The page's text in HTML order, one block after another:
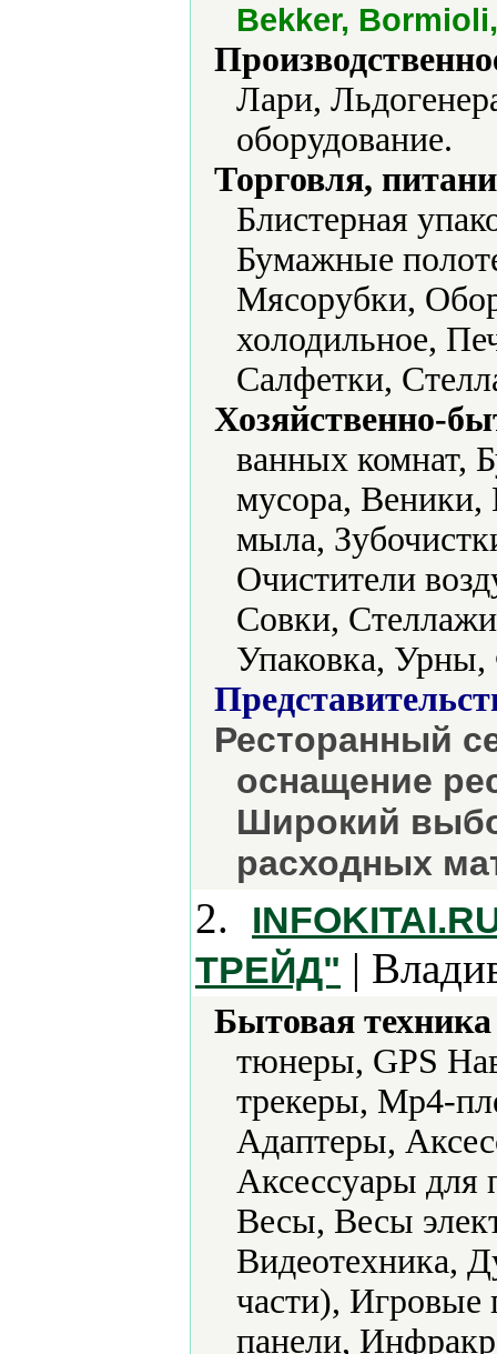
Bekker,
Лари,
оборудование.
Торговля,
Блистерная
Бумажные
Мясорубки,
холодильное,
Салфетки,
Хозяйственно-
ванных комнат,
мусора, Веники,
мыла,
Очистители
Совки, Стеллажи
Упаковка,
Ресторанный
оснащение
Широкий
расходных
2.
ТРЕЙД" |
Бытовая
тюнеры, GPS
трекеры, Mp4-
Адаптеры,
Аксессуары для
Весы, Весы
Видеотехника,
части), Игровые
панели,